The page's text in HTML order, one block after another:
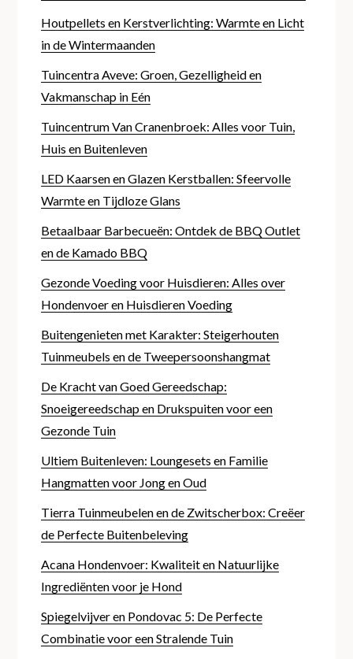
Houtpellets en Kerstverlichting: Warmte en Licht
in de Wintermaanden
Tuincentra Aveve: Groen, Gezelligheid en
Vakmanschap in Eén
Tuincentrum Van Cranenbroek: Alles voor Tuin,
Huis en Buitenleven
LED Kaarsen en Glazen Kerstballen: Sfeervolle
Warmte en Tijdloze Glans
Betaalbaar Barbecueën: Ontdek de BBQ Outlet
en de Kamado BBQ
Gezonde Voeding voor Huisdieren: Alles over
Hondenvoer en Huisdieren Voeding
Buitengenieten met Karakter: Steigerhouten
Tuinmeubels en de Tweepersoonshangmat
De Kracht van Goed Gereedschap:
Snoeigereedschap en Drukspuiten voor een
Gezonde Tuin
Ultiem Buitenleven: Loungesets en Familie
Hangmatten voor Jong en Oud
Tierra Tuinmeubelen en de Zwitscherbox: Creëer
de Perfecte Buitenbeleving
Acana Hondenvoer: Kwaliteit en Natuurlijke
Ingrediënten voor je Hond
Spiegelvijver en Pondovac 5: De Perfecte
Combinatie voor een Stralende Tuin